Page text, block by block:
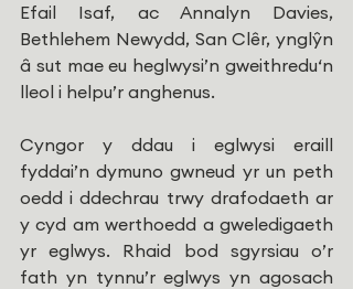
Efail Isaf, ac Annalyn Davies,
Bethlehem Newydd, San Clêr, ynglŷn
â sut mae eu heglwysi’n gweithredu‘n
lleol i helpu’r anghenus.
Cyngor y ddau i eglwysi eraill
fyddai’n dymuno gwneud yr un peth
oedd i ddechrau trwy drafodaeth ar
y cyd am werthoedd a gweledigaeth
yr eglwys. Rhaid bod sgyrsiau o’r
fath yn tynnu’r eglwys yn agosach